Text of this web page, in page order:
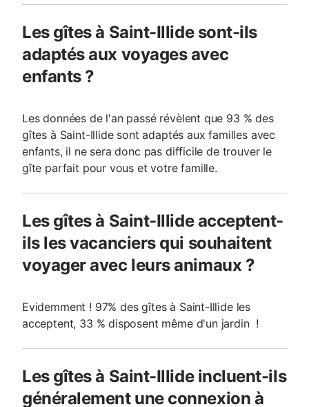
Les gîtes à Saint-Illide sont-ils
adaptés aux voyages avec
enfants ?
Les données de l'an passé révèlent que 93 % des
gîtes à Saint-Illide sont adaptés aux familles avec
enfants, il ne sera donc pas difficile de trouver le
gîte parfait pour vous et votre famille.
Les gîtes à Saint-Illide acceptent-
ils les vacanciers qui souhaitent
voyager avec leurs animaux ?
Evidemment ! 97% des gîtes à Saint-Illide les
acceptent, 33 % disposent même d'un jardin !
Les gîtes à Saint-Illide incluent-ils
généralement une connexion à